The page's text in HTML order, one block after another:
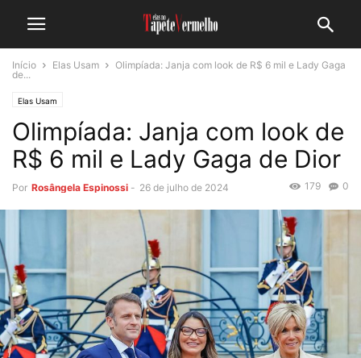
Início Elas Usam
Olimpíada: Janja com look de R$ 6 mil e Lady Gaga
de...
Elas Usam
Olimpíada: Janja com look de
R$ 6 mil e Lady Gaga de Dior
Por Rosângela Espinossi - 26 de julho de 2024 0
179